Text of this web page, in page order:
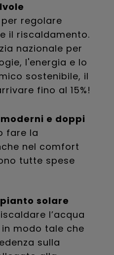
per regolare
il riscaldamento.
nazionale per
l'energia e lo
sostenibile, il
fino al 15%!
e doppi
fare la
nel comfort
tutte spese
solare
l’acqua
modo tale che
sulla